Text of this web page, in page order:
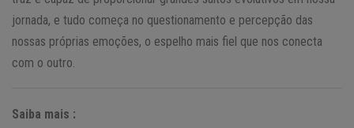
jornada, e tudo começa no questionamento e percepção das
nossas próprias emoções, o espelho mais fiel que nos conecta
com o outro.
Saiba mais :